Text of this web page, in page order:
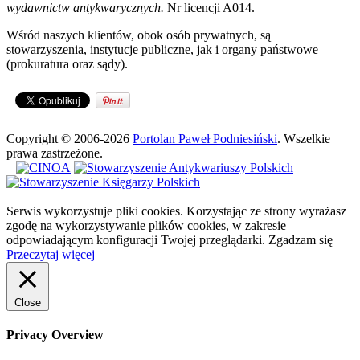
wydawnictw antykwarycznych. Nr licencji A014.
Wśród naszych klientów, obok osób prywatnych, są
stowarzyszenia, instytucje publiczne, jak i organy państwowe
(prokuratura oraz sądy).
Copyright © 2006-2026 Portolan Paweł Podniesiński. Wszelkie
prawa zastrzeżone.
Serwis wykorzystuje pliki cookies. Korzystając ze strony wyrażasz
zgodę na wykorzystywanie plików cookies, w zakresie
odpowiadającym konfiguracji Twojej przeglądarki. Zgadzam się
Przeczytaj więcej
Close
Privacy Overview